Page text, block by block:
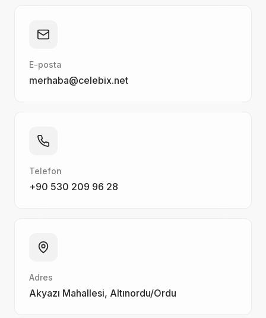
E-posta
merhaba@celebix.net
Telefon
+90 530 209 96 28
Adres
Akyazı Mahallesi, Altınordu/Ordu